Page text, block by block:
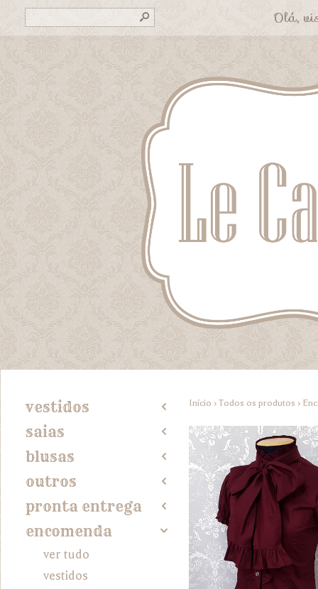
s Olá,
vestidos 2
saias 2
blusas 2
outros 2
pronta entrega 2
encomenda 4
ver tudo
vestidos
Início › Todos os produtos ›